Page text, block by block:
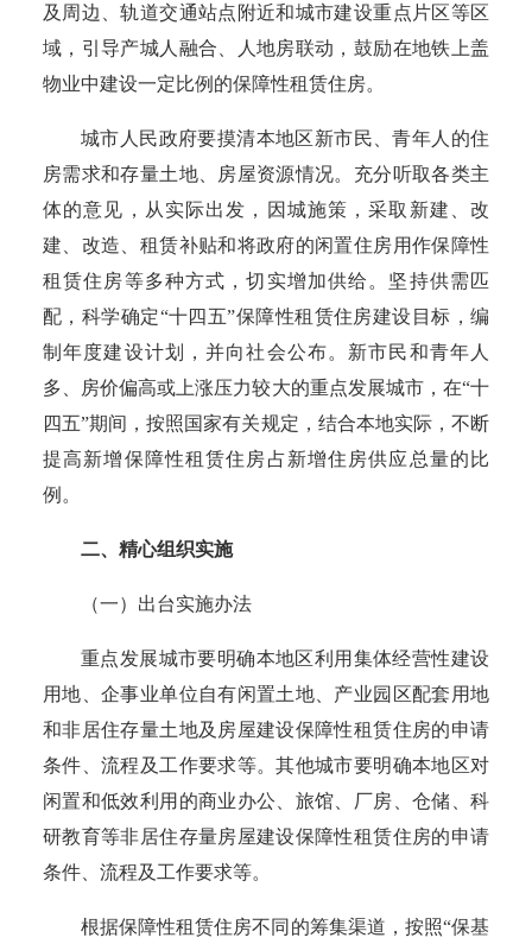
及周边、轨道交通站点附近和城市建设重点片区等区
域，引导产城人融合、人地房联动，鼓励在地铁上盖
物业中建设一定比例的保障性租赁住房。
城市人民政府要摸清本地区新市民、青年人的住
房需求和存量土地、房屋资源情况。充分听取各类主
体的意见，从实际出发，因城施策，采取新建、改
建、改造、租赁补贴和将政府的闲置住房用作保障性
租赁住房等多种方式，切实增加供给。坚持供需匹
配，科学确定“十四五”保障性租赁住房建设目标，编
制年度建设计划，并向社会公布。 新市民和青年人
多、房价偏高或上涨压力较大的重点发展城市，在“十
四五”期间，按照国家有关规定，结合本地实际，不断
提高新增保障性租赁住房占新增住房供应总量的比
例。
二、精心组织实施
（一）出台实施办法
重点发展城市要明确本地区利用集体经营性建设
用地、企事业单位自有闲置土地、产业园区配套用地
和非居住存量土地及房屋建设保障性租赁住房的申请
条件、流程及工作要求等。其他城市要明确本地区对
闲置和低效利用的商业办公、旅馆、厂房、仓储、科
研教育等非居住存量房屋建设保障性租赁住房的申请
条件、流程及工作要求等。
根据保障性租赁住房不同的筹集渠道，按照“保基